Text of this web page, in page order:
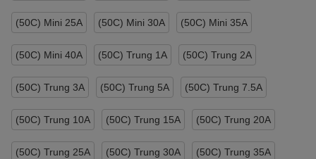
(50C) Mini 25A (50C) Mini 30A (50C) Mini 35A
(50C) Mini 40A (50C) Trung 1A (50C) Trung 2A
(50C) Trung 3A (50C) Trung 5A (50C) Trung 7.5A
(50C) Trung 10A (50C) Trung 15A (50C) Trung 20A
(50C) Trung 25A (50C) Trung 30A (50C) Trung 35A